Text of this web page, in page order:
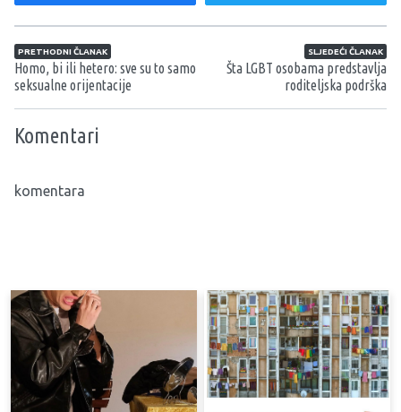
Navigacija članaka
PRETHODNI ČLANAK
Homo, bi ili hetero: sve su to samo
seksualne orijentacije
SLJEDEĆI ČLANAK
Šta LGBT osobama predstavlja
roditeljska podrška
Komentari
komentara